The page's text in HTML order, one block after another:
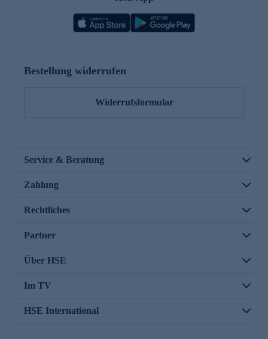
Bestellung widerrufen
Widerrufsformular
Service & Beratung
Zahlung
Rechtliches
Partner
Über HSE
Im TV
HSE International